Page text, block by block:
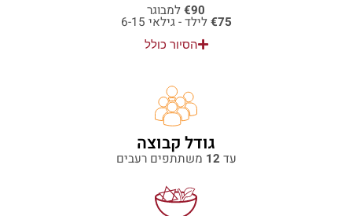
€90למבוגר
€75לילד - גילאי 6-15
הסיור כולל
גודל קבוצה
עד12 משתתפים רעבים